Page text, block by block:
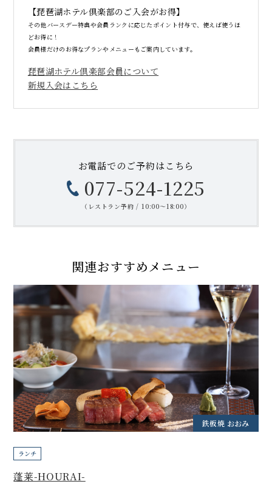
【琵琶湖ホテル倶楽部のご入会がお得】
その他バースデー特典や会員ランクに応じたポイント付与で、使えば使うほ
どお得に！
会員様だけのお得なプランやメニューもご案内しています。
琵琶湖ホテル倶楽部会員について
新規入会はこちら
お電話でのご予約はこちら
077-524-1225
（レストラン予約 / 10:00〜18:00）
関連おすすめメニュー
鉄板焼 おおみ
ランチ
蓬莱-HOURAI-